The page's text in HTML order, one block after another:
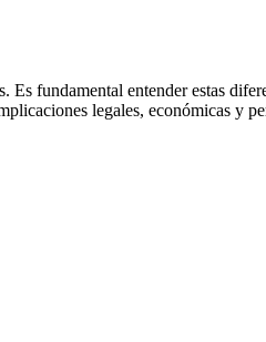
fundamental entender estas
legales, económicas y